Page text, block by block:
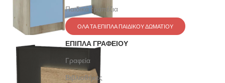
Παιδικά τραπέζια
ΟΛΑ ΤΑ ΕΠΙΠΛΑ ΠΑΙΔΙΚΟΥ ΔΩΜΑΤΙΟΥ
ΕΠΙΠΛΑ ΓΡΑΦΕΙΟΥ
Γραφεία
Βιβλιοθήκες